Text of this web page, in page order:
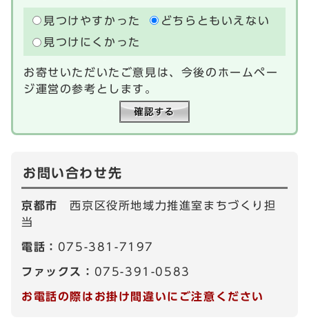
見つけやすかった
どちらともいえない
見つけにくかった
お寄せいただいたご意見は、今後のホームペー
ジ運営の参考とします。
お問い合わせ先
京都市西京区役所地域力推進室まちづくり担
当
電話： 075-381-7197
ファックス： 075-391-0583
お電話の際はお掛け間違いにご注意ください